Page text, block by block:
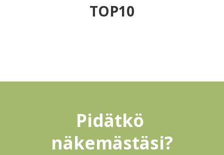
TOP10
Pidätkö
näkemästäsi?